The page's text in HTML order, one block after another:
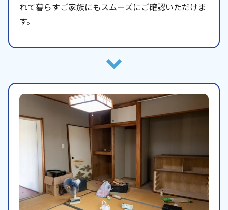
れて暮らすご家族にもスムーズにご確認いただけま
す。